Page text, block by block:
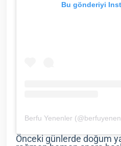
Bu gönderiyi
Önceki günlerde doğum